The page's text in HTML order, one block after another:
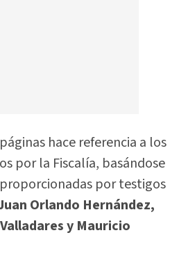
hace referencia a los
por la Fiscalía, basándose
por testigos
Orlando Hernández,
y Mauricio